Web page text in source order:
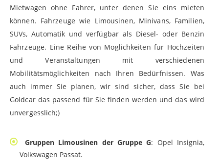
Mietwagen ohne Fahrer, unter denen Sie eins mieten
können. Fahrzeuge wie Limousinen, Minivans, Familien,
SUVs, Automatik und verfügbar als Diesel- oder Benzin
Fahrzeuge. Eine Reihe von Möglichkeiten für Hochzeiten
und Veranstaltungen mit verschiedenen
Mobilitätsmöglichkeiten nach Ihren Bedürfnissen. Was
auch immer Sie planen, wir sind sicher, dass Sie bei
Goldcar das passend für Sie finden werden und das wird
unvergesslich;)
Gruppen Limousinen der Gruppe G: Opel Insignia,
Volkswagen Passat.